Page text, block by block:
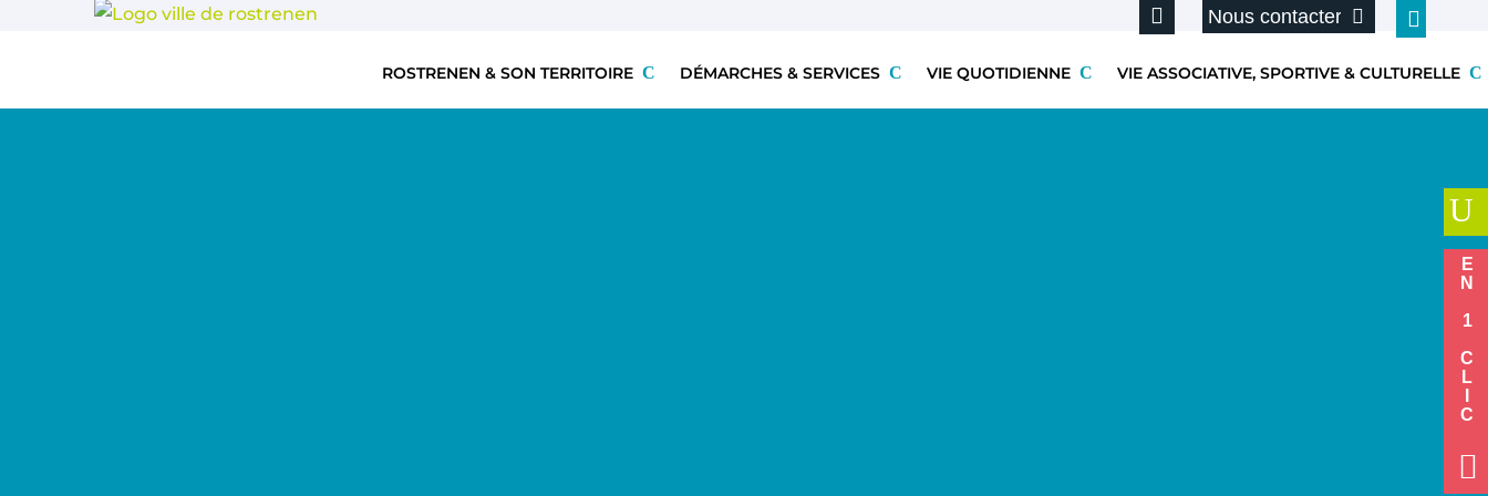
Nous contacter
ROSTRENEN & SON TERRITOIRE DÉMARCHES & SERVICES VIE QUOTIDIENNE VIE ASSOCIATIVE, SPORTIVE & CULTURELLE
U
EN 1 CLIC
